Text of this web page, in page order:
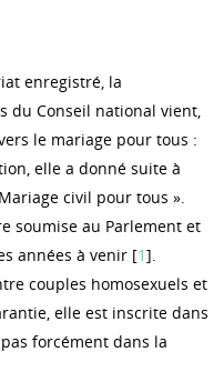
enregistré, la
du Conseil national vient,
le mariage pour tous :
elle a donné suite à
civil pour tous ».
soumise au Parlement et
années à venir [1].
couples homosexuels et
elle est inscrite dans
forcément dans la